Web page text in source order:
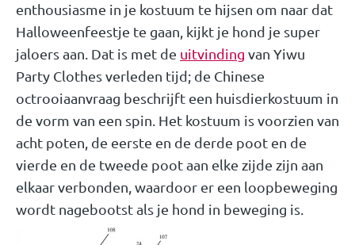
enthousiasme in je kostuum te hijsen om naar dat
Halloweenfeestje te gaan, kijkt je hond je super
jaloers aan. Dat is met de uitvinding van Yiwu
Party Clothes verleden tijd; de Chinese
octrooiaanvraag beschrijft een huisdierkostuum in
de vorm van een spin. Het kostuum is voorzien van
acht poten, de eerste en de derde poot en de
vierde en de tweede poot aan elke zijde zijn aan
elkaar verbonden, waardoor er een loopbeweging
wordt nagebootst als je hond in beweging is.